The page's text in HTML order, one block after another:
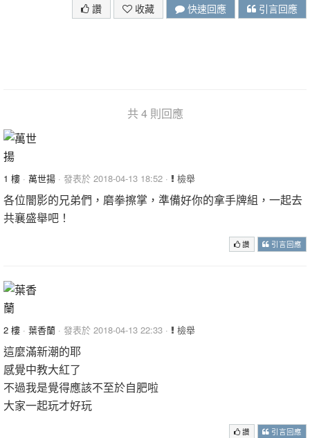
讚 收藏 快速回應 引言回應
共 4 則回應
1 樓 · 萬世揚 · 發表於 2018-04-13 18:52 · 檢舉
各位闇影的兄弟們，磨拳擦掌，準備好你的拿手牌組，一起去
共襄盛舉吧！
讚 引言回應
2 樓 · 葉香蘭 · 發表於 2018-04-13 22:33 · 檢舉
這麼滿新潮的耶
感覺中教大紅了
不過我是覺得應該不至於自肥啦
大家一起玩才好玩
讚 引言回應